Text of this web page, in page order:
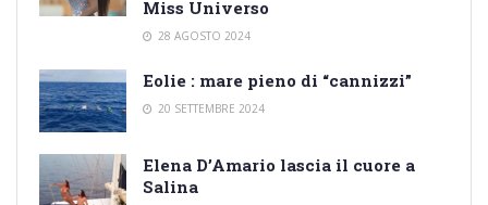
Miss Universo
28 AGOSTO 2024
Eolie : mare pieno di “cannizzi”
20 SETTEMBRE 2024
Elena D’Amario lascia il cuore a
Salina